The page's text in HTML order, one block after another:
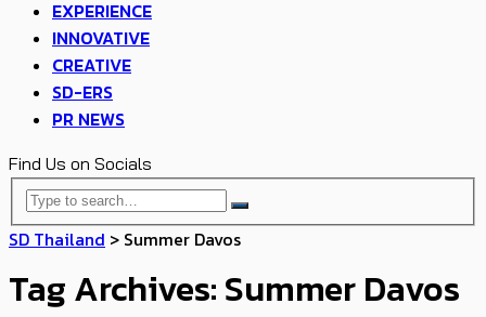
EXPERIENCE
INNOVATIVE
CREATIVE
SD-ERS
PR NEWS
Find Us on Socials
SD Thailand > Summer Davos
Tag Archives: Summer Davos